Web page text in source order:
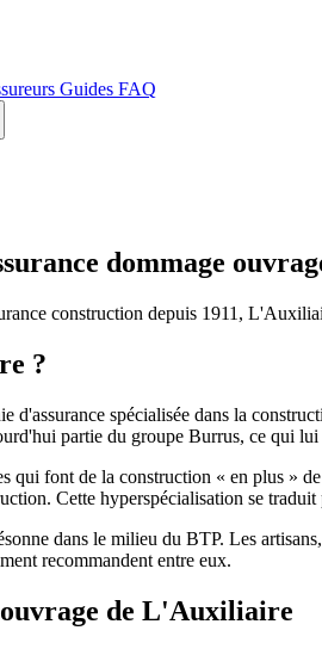
Guides FAQ
dommage
construction depuis 1911,
?
d'assurance spécialisée dans la
partie du groupe Burrus, ce qui lui
qui font de la construction « en plus »
Cette hyperspécialisation se
dans le milieu du BTP. Les
recommandent entre eux.
de L'Auxiliaire